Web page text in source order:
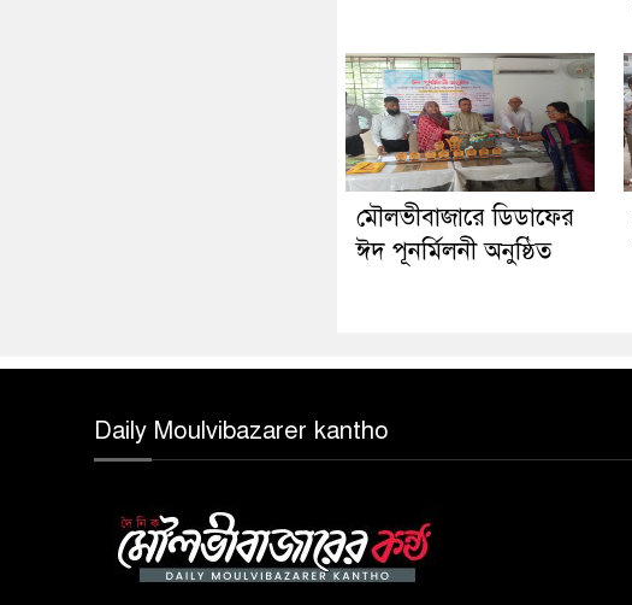
মৌলভীবাজারে ডিডাফের
ঈদ পূনর্মিলনী অনুষ্ঠিত
Daily Moulvibazarer kantho